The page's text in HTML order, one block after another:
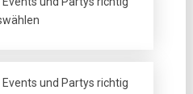
und Partys richtig